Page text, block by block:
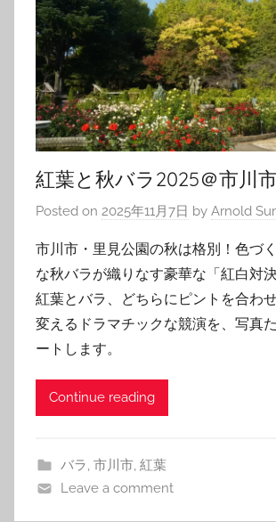
紅葉と秋バラ2025＠市川
Posted on 2025年11月7日 by Arnold
市川市・里見公園の秋は格別！色づ
な秋バラが織りなす豪華な「紅白対
紅葉とバラ、どちらにピントを合わ
変えるドラマチックな競演を、写真
ートします。
Continue reading
バラ 市川市, 紅葉
Leave a comment